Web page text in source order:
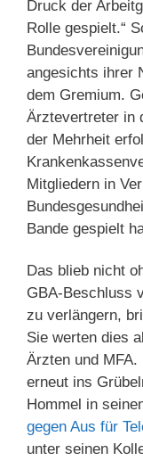
Druck der
Rolle gespielt.“
angesichts ihrer
dem Gremium.
Ärztevertreter in
der Mehrheit
Mitgliedern in
Bande gespielt
Das blieb nicht
GBA-Beschluss
zu verlängern,
Sie werten dies
Ärzten und
erneut ins
Hommel in
gegen Aus für
unter seinen